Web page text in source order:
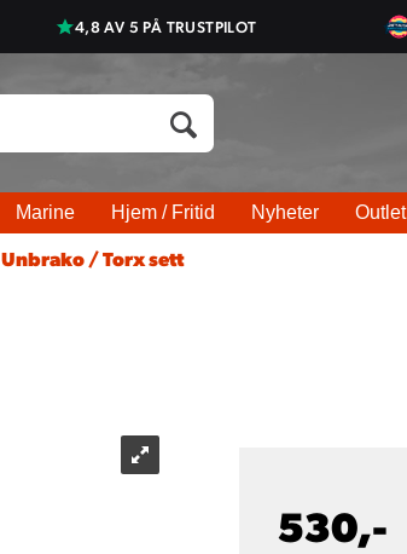
4,8 AV 5 PÅ TRUSTPILOT
Marine Hjem / Fritid Nyheter Outlet
Unbrako / Torx sett
530,-